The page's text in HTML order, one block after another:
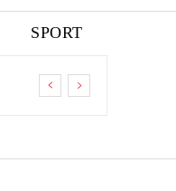
SPORT